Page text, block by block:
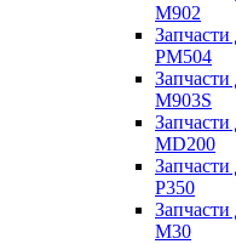
M902
PM504
M903S
MD200
P350
M30